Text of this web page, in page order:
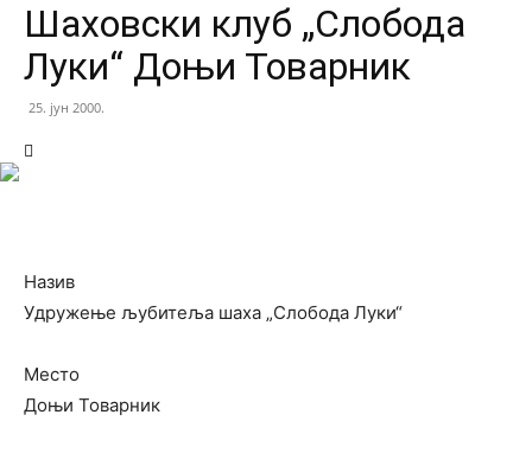
Шаховски клуб „Слобода
Луки“ Доњи Товарник
25. јун 2000.
Назив
Удружење љубитеља шаха „Слобода Луки“
Место
Доњи Товарник